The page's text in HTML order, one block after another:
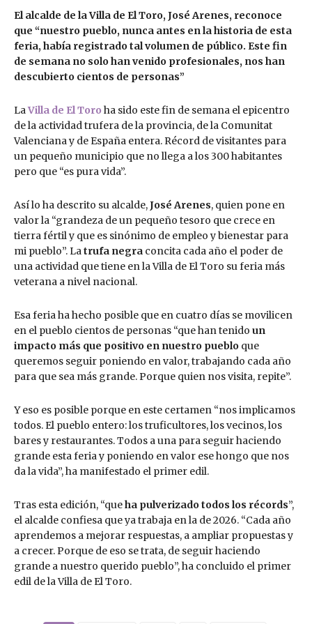
El alcalde de la Villa de El Toro, José Arenes, reconoce
que “nuestro pueblo, nunca antes en la historia de esta
feria, había registrado tal volumen de público. Este fin
de semana no solo han venido profesionales, nos han
descubierto cientos de personas”
LaVilla de El Toro ha sido este fin de semana el epicentro
de la actividad trufera de la provincia, de la Comunitat
Valenciana y de España entera. Récord de visitantes para
un pequeño municipio que no llega a los 300 habitantes
pero que “es pura vida”.
Así lo ha descrito su alcalde,José Arenes, quien pone en
valor la “grandeza de un pequeño tesoro que crece en
tierra fértil y que es sinónimo de empleo y bienestar para
mi pueblo”. Latrufa negra concita cada año el poder de
una actividad que tiene en la Villa de El Toro su feria más
veterana a nivel nacional.
Esa feria ha hecho posible que en cuatro días se movilicen
en el pueblo cientos de personas “que han tenido un
impacto más que positivo en nuestro pueblo que
queremos seguir poniendo en valor, trabajando cada año
para que sea más grande. Porque quien nos visita, repite”.
Y eso es posible porque en este certamen “nos implicamos
todos. El pueblo entero: los truficultores, los vecinos, los
bares y restaurantes. Todos a una para seguir haciendo
grande esta feria y poniendo en valor ese hongo que nos
da la vida”, ha manifestado el primer edil.
Tras esta edición, “queha pulverizado todos los récords”,
el alcalde confiesa que ya trabaja en la de 2026. “Cada año
aprendemos a mejorar respuestas, a ampliar propuestas y
a crecer. Porque de eso se trata, de seguir haciendo
grande a nuestro querido pueblo”, ha concluido el primer
edil de la Villa de El Toro.